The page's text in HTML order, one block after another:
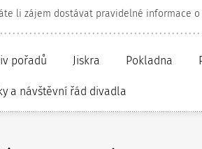
li zájem dostávat pravidelné informace
pořadů Jiskra Pokladna
a návštěvní řád divadla